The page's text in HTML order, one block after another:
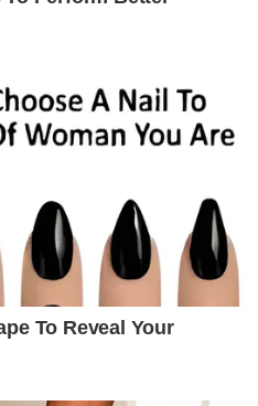
To Reveal Your